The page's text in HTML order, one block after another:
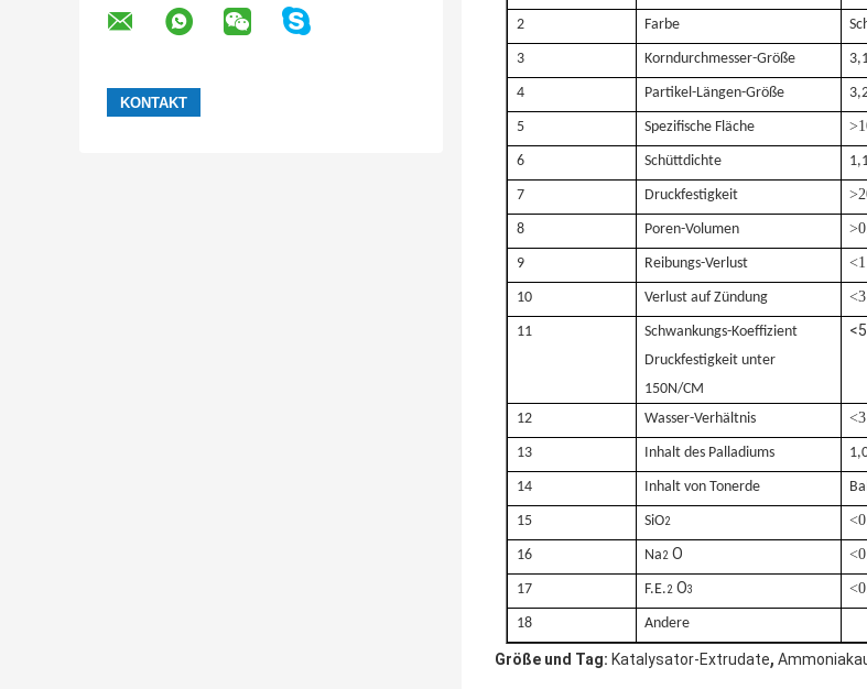
2 Farbe
3 Korndurchmesser-Größe
4 Partikel-Längen-Größe
5 Spezifische Fläche
6
Schüttdichte
7 Druckfestigkeit
8 Poren-Volumen
9 Reibungs-Verlust <1
10 Verlust auf Zündung <3
11
Schwankungs-Koeffizient
Druckfestigkeit unter
150N/CM
12 Wasser-Verhältnis <3
13 Inhalt des Palladiums
14 Inhalt von Tonerde
15 SiO2
16 Na2 O
17 F.E.2 O3
18 Andere
Größe und Tag: Katalysator-Extrudate,